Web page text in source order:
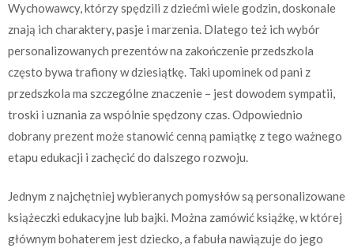
Wychowawcy, którzy spędzili z dziećmi wiele godzin, doskonale
znają ich charaktery, pasje i marzenia. Dlatego też ich wybór
personalizowanych prezentów na zakończenie przedszkola
często bywa trafiony w dziesiątkę. Taki upominek od pani z
przedszkola ma szczególne znaczenie – jest dowodem sympatii,
troski i uznania za wspólnie spędzony czas. Odpowiednio
dobrany prezent może stanowić cenną pamiątkę z tego ważnego
etapu edukacji i zachęcić do dalszego rozwoju.
Jednym z najchętniej wybieranych pomysłów są personalizowane
książeczki edukacyjne lub bajki. Można zamówić książkę, w której
głównym bohaterem jest dziecko, a fabuła nawiązuje do jego